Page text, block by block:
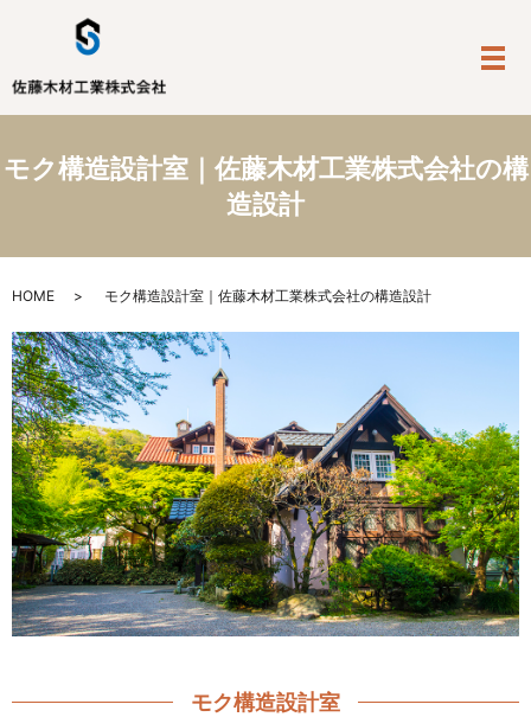
メ
モク構造設計室｜佐藤木材工業株式会社の構
造設計
HOME モク構造設計室｜佐藤木材工業株式会社の構造設計
モク構造設計室